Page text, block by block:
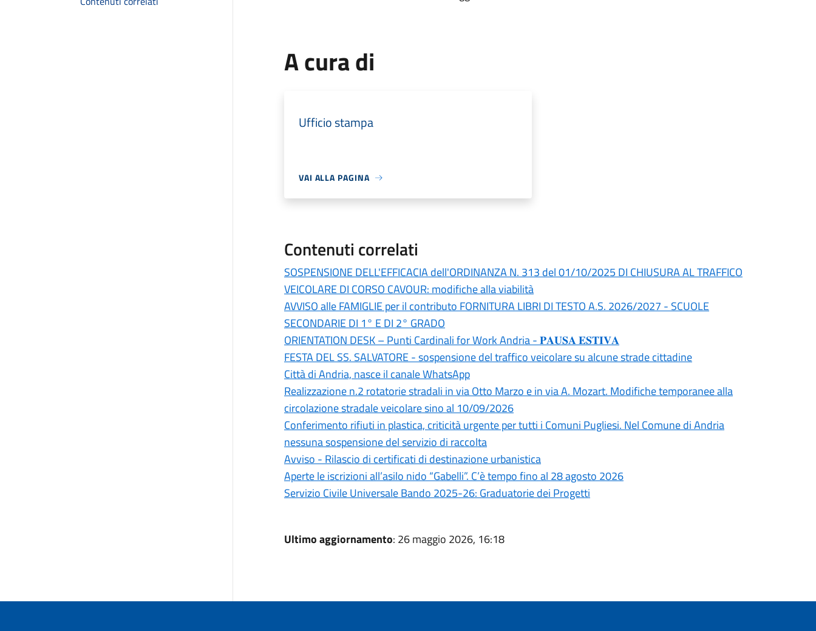
A cura di
Ufficio stampa
VAI ALLA PAGINA
Contenuti correlati
SOSPENSIONE DELL'EFFICACIA dell'ORDINANZA N. 313 del 01/10/2025 DI CHIUSURA AL TRAFFICO
VEICOLARE DI CORSO CAVOUR: modifiche alla viabilità
AVVISO alle FAMIGLIE per il contributo FORNITURA LIBRI DI TESTO A.S. 2026/2027 - SCUOLE
SECONDARIE DI 1° E DI 2° GRADO
ORIENTATION DESK – Punti Cardinali for Work Andria - 𝐏𝐀𝐔𝐒𝐀 𝐄𝐒𝐓𝐈𝐕𝐀
FESTA DEL SS. SALVATORE - sospensione del traffico veicolare su alcune strade cittadine
Città di Andria, nasce il canale WhatsApp
Realizzazione n.2 rotatorie stradali in via Otto Marzo e in via A. Mozart. Modifiche temporanee alla
circolazione stradale veicolare sino al 10/09/2026
Conferimento rifiuti in plastica, criticità urgente per tutti i Comuni Pugliesi. Nel Comune di Andria
nessuna sospensione del servizio di raccolta
Avviso - Rilascio di certificati di destinazione urbanistica
Aperte le iscrizioni all’asilo nido “Gabelli”. C’è tempo fino al 28 agosto 2026
Servizio Civile Universale Bando 2025-26: Graduatorie dei Progetti
Ultimo aggiornamento: 26 maggio 2026, 16:18